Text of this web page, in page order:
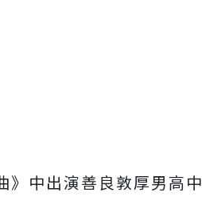
》中出演善良敦厚男高中